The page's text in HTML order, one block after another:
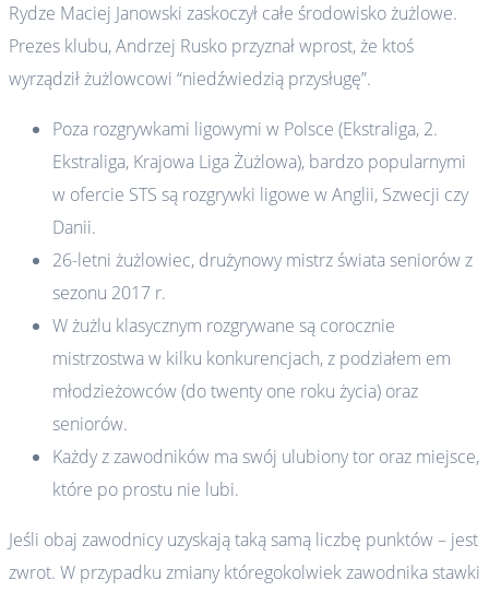
Rydze Maciej Janowski zaskoczył całe środowisko żużlowe.
Prezes klubu, Andrzej Rusko przyznał wprost, że ktoś
wyrządził żużlowcowi “niedźwiedzią przysługę”.
Poza rozgrywkami ligowymi w Polsce (Ekstraliga, 2.
Ekstraliga, Krajowa Liga Żużlowa), bardzo popularnymi
w ofercie STS są rozgrywki ligowe w Anglii, Szwecji czy
Danii.
26-letni żużlowiec, drużynowy mistrz świata seniorów z
sezonu 2017 r.
W żużlu klasycznym rozgrywane są corocznie
mistrzostwa w kilku konkurencjach, z podziałem em
młodzieżowców (do twenty one roku życia) oraz
seniorów.
Każdy z zawodników ma swój ulubiony tor oraz miejsce,
które po prostu nie lubi.
Jeśli obaj zawodnicy uzyskają taką samą liczbę punktów – jest
zwrot. W przypadku zmiany któregokolwiek zawodnika stawki